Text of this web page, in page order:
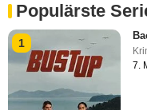
Populärste
1
7.